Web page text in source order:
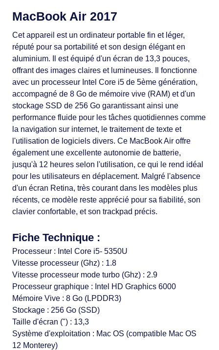
MacBook Air 2017
Cet appareil est un ordinateur portable fin et léger,
réputé pour sa portabilité et son design élégant en
aluminium. Il est équipé d'un écran de 13,3 pouces,
offrant des images claires et lumineuses. Il fonctionne
avec un processeur Intel Core i5 de 5ème génération,
accompagné de 8 Go de mémoire vive (RAM) et d'un
stockage SSD de 256 Go garantissant ainsi une
performance fluide pour les tâches quotidiennes comme
la navigation sur internet, le traitement de texte et
l'utilisation de logiciels divers. Ce MacBook Air offre
également une excellente autonomie de batterie,
jusqu'à 12 heures selon l'utilisation, ce qui le rend idéal
pour les utilisateurs en déplacement. Malgré l'absence
d'un écran Retina, très courant dans les modèles plus
récents, ce modèle reste apprécié pour sa fiabilité, son
clavier confortable, et son trackpad précis.
Fiche Technique :
Processeur : Intel Core i5- 5350U
Vitesse processeur (Ghz) : 1.8
Vitesse processeur mode turbo (Ghz) : 2.9
Processeur graphique : Intel HD Graphics 6000
Mémoire Vive : 8 Go (LPDDR3)
Stockage : 256 Go (SSD)
Taille d'écran (") : 13,3
Système d'exploitation : Mac OS (compatible Mac OS
12 Monterey)